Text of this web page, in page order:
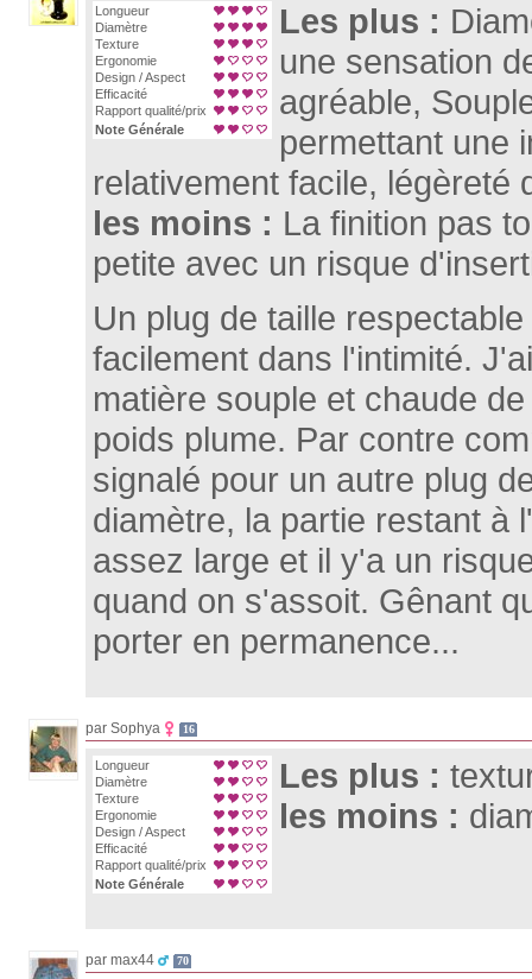
Longueur
Diamètre
Texture
Ergonomie
Design / Aspect
Efficacité
Rapport qualité/prix
Note Générale
Les plus :
une sensation
agréable,
permettant une
relativement facile, légèreté
les moins : La finition pas
petite avec un risque
Un plug de taille
facilement dans l'intimité.
matière souple et chaude
poids plume. Par contre
signalé pour un autre plug
diamètre, la partie restant à
assez large et il y'a un
quand on s'assoit. Gênant
porter en permanence...
par Sophya 16
Longueur
Diamètre
Texture
Ergonomie
Design / Aspect
Efficacité
Rapport qualité/prix
Note Générale
Les plus :
les moins :
par max44 70